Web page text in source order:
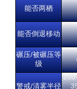
能否两栖
能否倒退移动
碾压/被碾压等
级
警戒/清雾半径
200